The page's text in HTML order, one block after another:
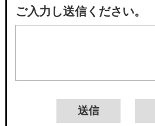
ご入力し送信ください。